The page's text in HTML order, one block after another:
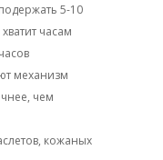
5-10
часам
механизм
чем
кожаных